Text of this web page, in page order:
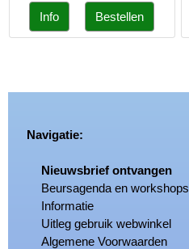
Navigatie:
Nieuwsbrief ontvangen
Beursagenda en workshops
Informatie
Uitleg gebruik webwinkel
Algemene Voorwaarden